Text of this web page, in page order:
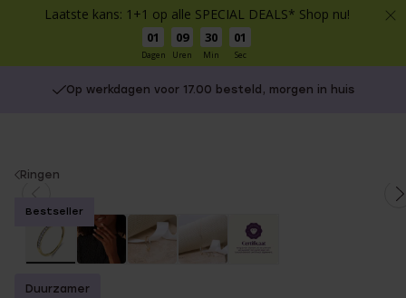
Laatste kans: 1+1 op alle SPECIAL DEALS* Shop nu!
01
Dagen
09
Uren
30
Min
01
Sec
Op werkdagen voor 17.00 besteld, morgen in huis
You
here:
Ringen
Bestseller
Duurzamer